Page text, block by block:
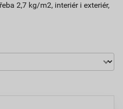
2,7 kg/m2, interiér i exteriér,